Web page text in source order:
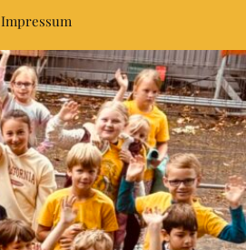
Impressum